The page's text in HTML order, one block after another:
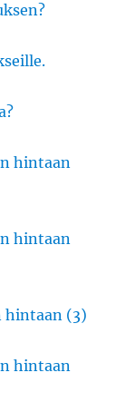
hintaan
hintaan
hintaan (3)
hintaan